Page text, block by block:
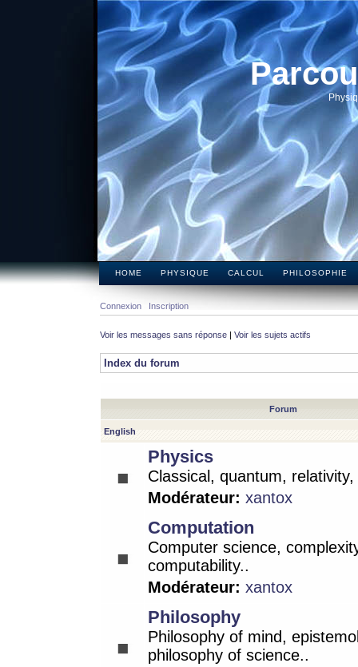
HOME PHYSIQUE CALCUL PHILOSOPHIE
Connexion Inscription
Voir les messages sans réponse | Voir les sujets actifs
Index du forum
Forum
English
Physics
Classical, quantum,
Modérateur: xantox
Computation
Computer science,
computability..
Modérateur: xantox
Philosophy
Philosophy of mind,
philosophy of science..